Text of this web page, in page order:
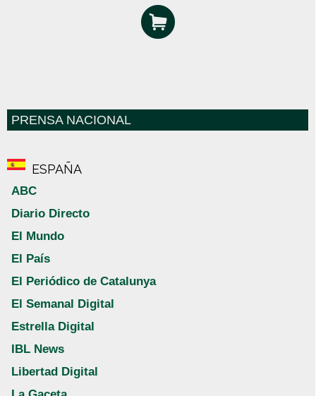
PRENSA NACIONAL
ESPAÑA
ABC
Diario Directo
El Mundo
El País
El Periódico de Catalunya
El Semanal Digital
Estrella Digital
IBL News
Libertad Digital